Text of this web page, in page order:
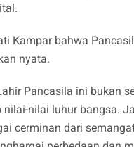
Kampar bahwa
nyata.
Pancasila ini bukan
nilai luhur bangsa.
cerminan dari